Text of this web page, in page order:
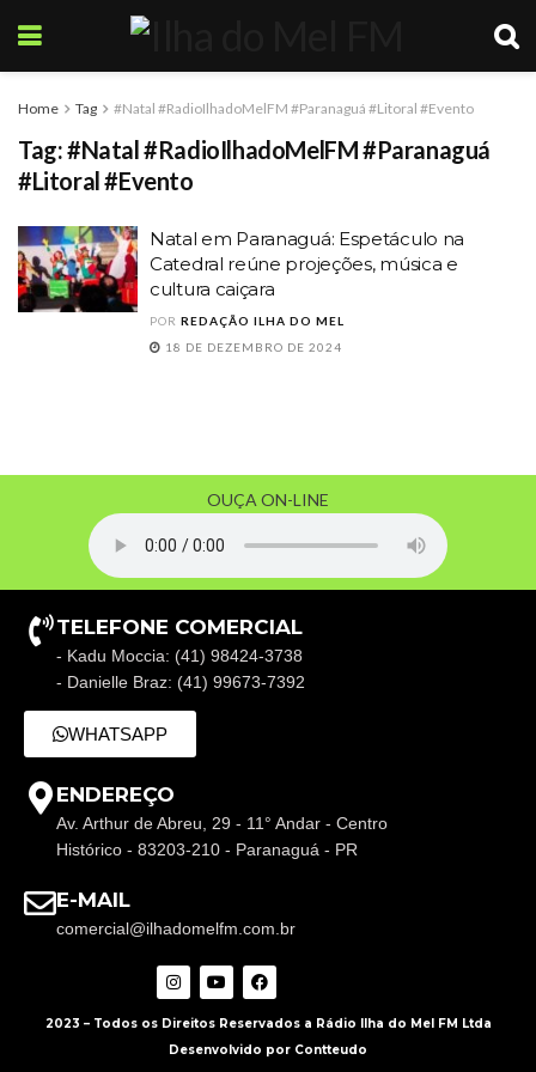
Home Tag #Natal #RadioIlhadoMelFM #Paranaguá #Litoral #Evento
Tag:#Natal #RadioIlhadoMelFM #Paranaguá
#Litoral #Evento
Natal em Paranaguá: Espetáculo na
Catedral reúne projeções, música e
cultura caiçara
POR REDAÇÃO ILHA DO MEL
18 DE DEZEMBRO DE 2024
OUÇA ON-LINE
TELEFONE COMERCIAL
- Kadu Moccia: (41) 98424-3738
- Danielle Braz: (41) 99673-7392
WHATSAPP
ENDEREÇO
Av. Arthur de Abreu, 29 - 11° Andar - Centro
Histórico - 83203-210 - Paranaguá - PR
E-MAIL
comercial@ilhadomelfm.com.br
2023 – Todos os Direitos Reservados a Rádio Ilha do Mel FM Ltda
Desenvolvido por Contteudo